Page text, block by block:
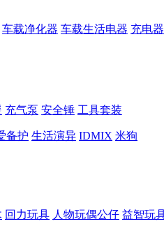
车载净化器 车载生活电器 充电
充气泵 安全锤 工具套装
备护 生活演异 IDMIX 米狗
回力玩具 人物玩偶公仔 益智玩